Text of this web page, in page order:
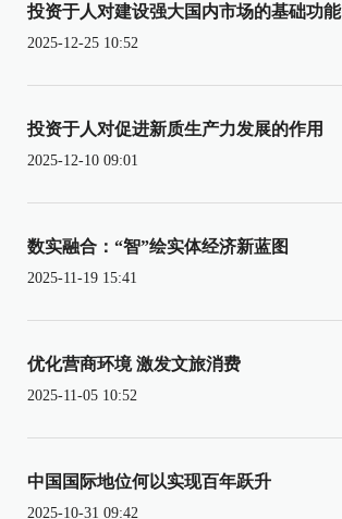
投资于人对建设强大国内市场的基础功能
2025-12-25 10:52
投资于人对促进新质生产力发展的作用
2025-12-10 09:01
数实融合：“智”绘实体经济新蓝图
2025-11-19 15:41
优化营商环境 激发文旅消费
2025-11-05 10:52
中国国际地位何以实现百年跃升
2025-10-31 09:42